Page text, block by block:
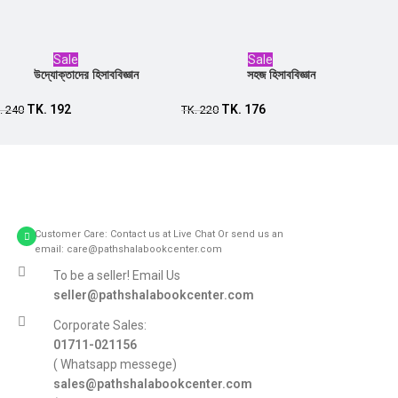
Sale
উদ্যোক্তাদের হিসাববিজ্ঞান
240 TK. 192
Sale
সহজ হিসাববিজ্ঞান
TK.220 TK. 176
Customer Care: Contact us at Live Chat Or send us an
email: care@pathshalabookcenter.com
To be a seller! Email Us
seller@pathshalabookcenter.com
Corporate Sales:
01711-021156
( Whatsapp messege)
sales@pathshalabookcenter.com